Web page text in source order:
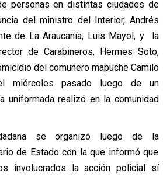
personas en distintas ciudades de
del ministro del Interior, Andrés
de La Araucanía, Luis Mayol, y la
de Carabineros, Hermes Soto,
del comunero mapuche Camilo
miércoles pasado luego de un
uniformada realizó en la comunidad
se organizó luego de la
de Estado con la que informó que
involucrados la acción policial sí